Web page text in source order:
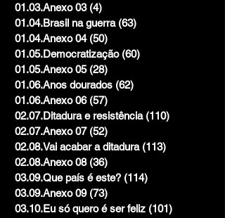
01.03.Anexo 03 (4)
01.04.Brasil na guerra (63)
01.04.Anexo 04 (50)
01.05.Democratização (60)
01.05.Anexo 05 (28)
01.06.Anos dourados (62)
01.06.Anexo 06 (57)
02.07.Ditadura e resistência (110)
02.07.Anexo 07 (52)
02.08.Vai acabar a ditadura (113)
02.08.Anexo 08 (36)
03.09.Que país é este? (114)
03.09.Anexo 09 (73)
03.10.Eu só quero é ser feliz (101)